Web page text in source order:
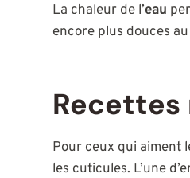
La chaleur de l’eau
encore plus douces
Pour ceux qui aiment
les cuticules. L’une